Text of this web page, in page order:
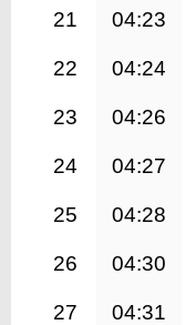
21 04:23
22 04:24
23 04:26
24 04:27
25 04:28
26 04:30
27 04:31